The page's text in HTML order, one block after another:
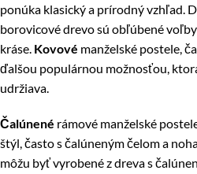
ponúka klasický a prírodný vzhľad.
borovicové drevo sú obľúbené
kráse. Kovové manželské postele,
ďalšou populárnou možnosťou,
udržiava.
Čalúnené rámové manželské
štýl, často s čalúneným čelom a
môžu byť vyrobené z dreva s